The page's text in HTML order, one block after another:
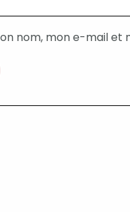
nom, mon e-mail et